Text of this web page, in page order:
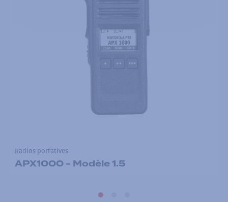
Radios portatives
APX1000 - Modèle 1.5